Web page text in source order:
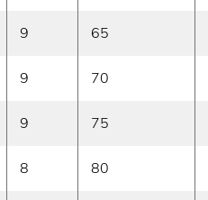
9 65
9 70
9 75
8 80